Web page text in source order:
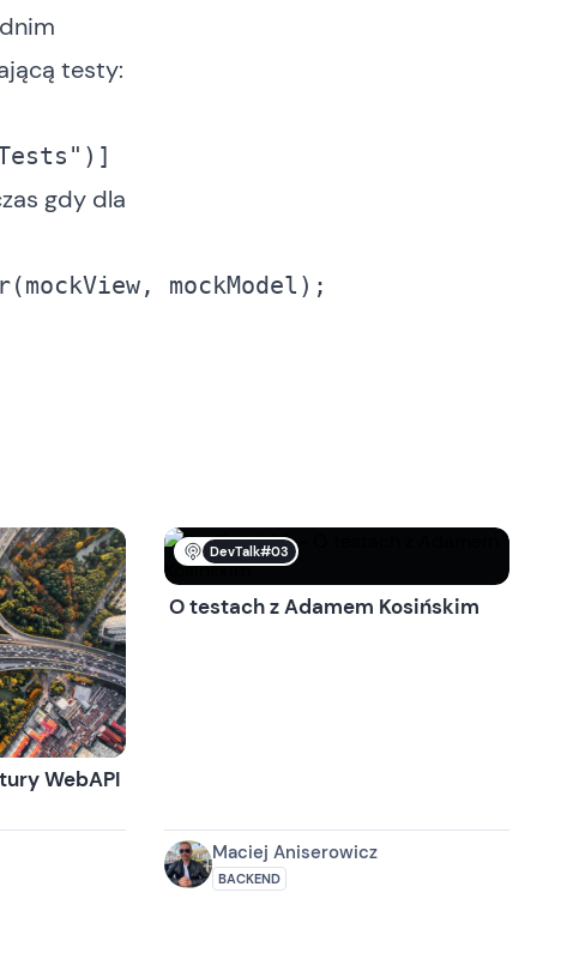
testy:
)]
gdy dla
mockModel);
WebAPI
DevTalk#03
O testach z Adamem Kosińskim
Maciej Aniserowicz
BACKEND